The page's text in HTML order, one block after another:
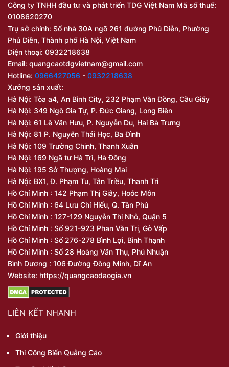
Công ty TNHH đầu tư và phát triển TDG Việt Nam Mã số thuế:
0108620270
Trụ sở chính: Số nhà 30A ngõ 261 đường Phú Diễn, Phường
Phú Diễn, Thành phố Hà Nội, Việt Nam
Điện thoại: 0932218638
Email: quangcaotdgvietnam@gmail.com
Hotline: 0966427056 - 0932218638
Xưởng sản xuất:
Hà Nội: Tòa a4, An Bình City, 232 Phạm Văn Đồng, Cầu Giấy
Hà Nội: 349 Ngô Gia Tự, P. Đức Giang, Long Biên
Hà Nội: 61 Lê Văn Hưu, P. Nguyễn Du, Hai Bà Trưng
Hà Nội: 81 P. Nguyễn Thái Học, Ba Đình
Hà Nội: 109 Trường Chinh, Thanh Xuân
Hà Nội: 169 Ngã tư Hà Trì, Hà Đông
Hà Nội: 195 Sở Thượng, Hoàng Mai
Hà Nội: BX1, Đ. Phạm Tu, Tân Triều, Thanh Trì
Hồ Chí Minh : 142 Phạm Thị Giây, Hoóc Môn
Hồ Chí Minh : 64 Lưu Chí Hiếu, Q. Tân Phú
Hồ Chí Minh : 127-129 Nguyễn Thị Nhỏ, Quận 5
Hồ Chí Minh : Số 921-923 Phan Văn Trị, Gò Vấp
Hồ Chí Minh : Số 276-278 Bình Lợi, Bình Thạnh
Hồ Chí Minh : Số 28 Hoàng Văn Thụ, Phú Nhuận
Bình Dương : 106 Đường Đông Minh, Dĩ An
Website: https://quangcaodaogia.vn
LIÊN KẾT NHANH
Giới thiệu
Thi Công Biển Quảng Cáo